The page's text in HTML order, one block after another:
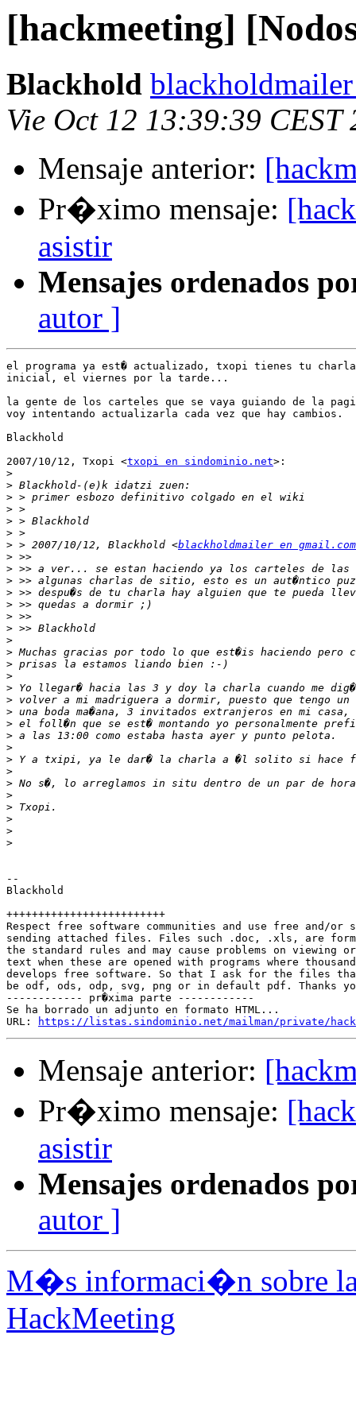
[hackmeeting]
Blackhold
Vie Oct 12 13:39:39 CEST
Mensaje anterior:
Pr�ximo mensaje:
asistir
Mensajes ordenados
autor ]
el programa ya est� actualizado, txopi tienes tu charla
inicial, el viernes por la tarde...
la gente de los carteles que se vaya guiando de la
voy intentando actualizarla cada vez que hay cambios.
Blackhold
2007/10/12, Txopi <txopi en sindominio.net>:
>
>
>
>
>
>
> > 2007/10/12, Blackhold <blackholdmailer en gmail.com
>
>
>
>
>
>
>
>
>
>
>
>
>
>
>
>
>
>
>
>
>
>
>
>
>
--
Blackhold
+++++++++++++++++++++++++
Respect free software communities and use free and/or
sending attached files. Files such .doc, .xls, are
the standard rules and may cause problems on
text when these are opened with programs where
develops free software. So that I ask for the files
be odf, ods, odp, svg, png or in default pdf. Thanks
------------ pr�xima parte ------------
Se ha borrado un adjunto en formato HTML...
URL:
https://listas.sindominio.net/mailman/private/
Mensaje anterior:
Pr�ximo mensaje:
asistir
Mensajes ordenados
autor ]
M�s informaci�n sobre
HackMeeting